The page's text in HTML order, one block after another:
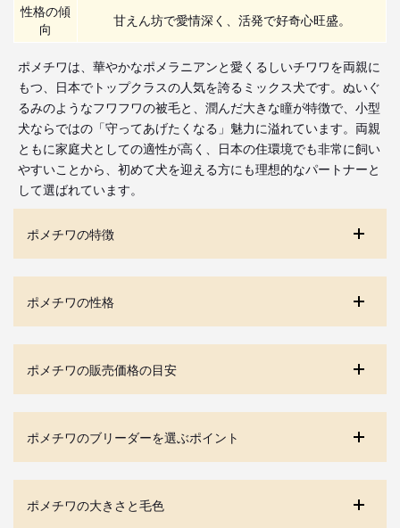
性格の傾
向
甘えん坊で愛情深く、活発で好奇心旺盛。
ポメチワは、華やかなポメラニアンと愛くるしいチワワを両親に
もつ、日本でトップクラスの人気を誇るミックス犬です。ぬいぐ
るみのようなフワフワの被毛と、潤んだ大きな瞳が特徴で、小型
犬ならではの「守ってあげたくなる」魅力に溢れています。両親
ともに家庭犬としての適性が高く、日本の住環境でも非常に飼い
やすいことから、初めて犬を迎える方にも理想的なパートナーと
して選ばれています。
ポメチワの特徴
ポメチワの性格
ポメチワの販売価格の目安
ポメチワのブリーダーを選ぶポイント
ポメチワの大きさと毛色